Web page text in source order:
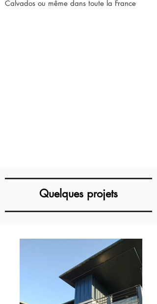
Calvados ou même dans toute la France
Quelques projets